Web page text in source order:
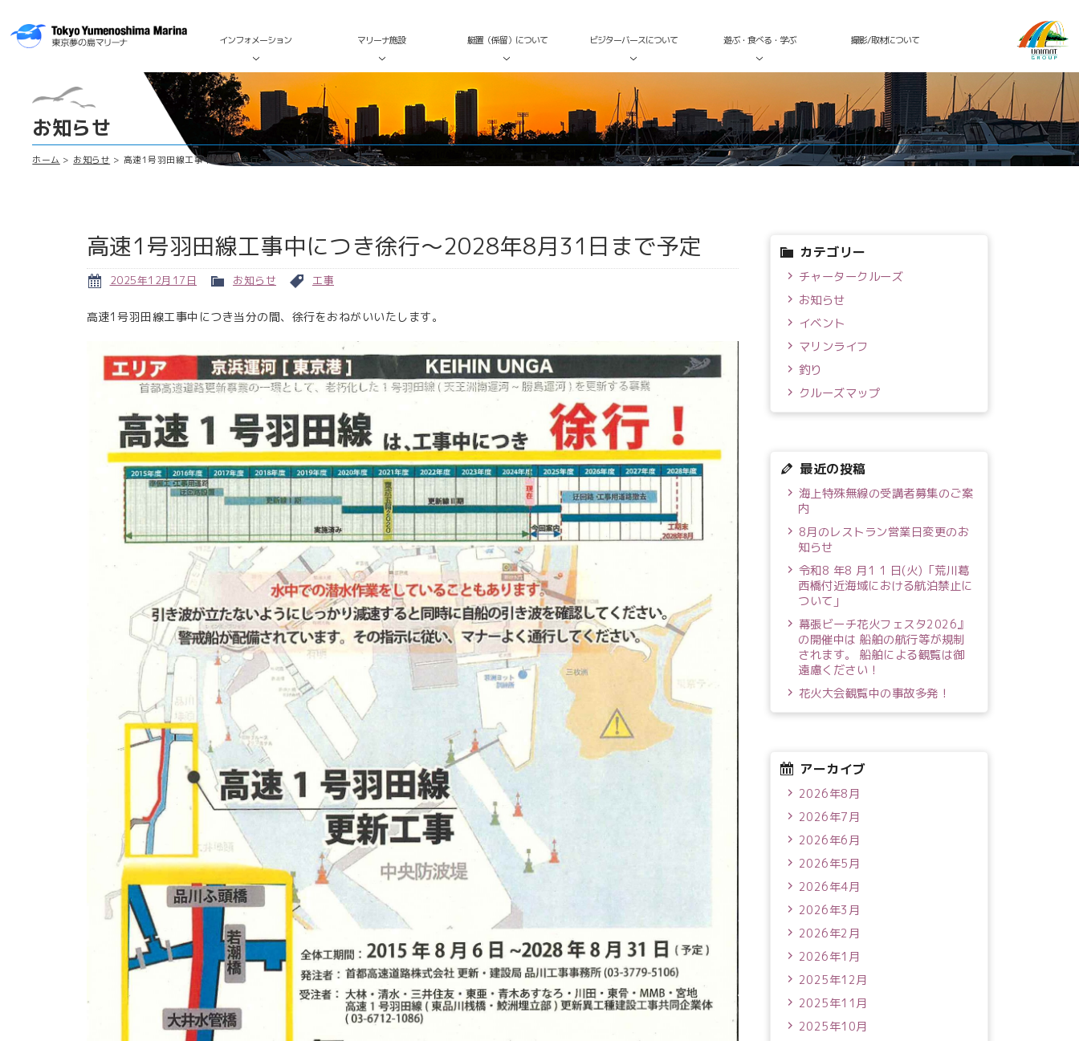
インフォメーション マリーナ施設 艇置（係留）について ビジターバースについて 遊ぶ・食べる・学ぶ 撮影/取材について
お知らせ
ホーム お知らせ 高速1号羽田線工事中につき徐行～2028年8月31日まで予定
高速1号羽田線工事中につき徐行～2028年8月31日まで予定
2025年12月17日 お知らせ 工事
高速1号羽田線工事中につき当分の間、徐行をおねがいいたします。
カテゴリー
チャータークルーズ
お知らせ
イベント
マリンライフ
釣り
クルーズマップ
最近の投稿
海上特殊無線の受講者募集のご案
内
8月のレストラン営業日変更のお
知らせ
令和8 年8 月1 1 日(火)「荒川葛
西橋付近海域における航泊禁止に
ついて」
幕張ビーチ花火フェスタ2026』
の開催中は 船舶の航行等が規制
されます。 船舶による観覧は御
遠慮ください！
花火大会観覧中の事故多発！
アーカイブ
2026年8月
2026年7月
2026年6月
2026年5月
2026年4月
2026年3月
2026年2月
2026年1月
2025年12月
2025年11月
2025年10月